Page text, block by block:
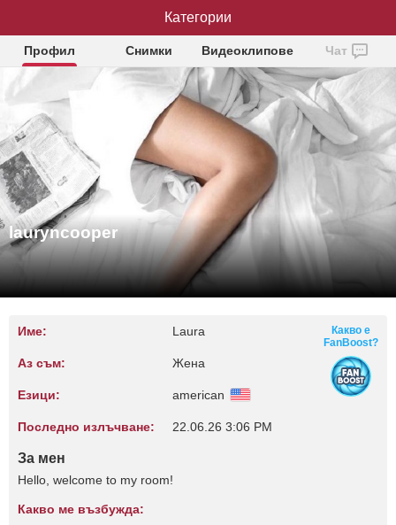
lauryncooper
Профил Снимки Видеоклипове Чат
lauryncooper
Име: Laura
Аз съм: Жена
Езици: american
Последно излъчване: 22.06.26 3:06 PM
Какво е
FanBoost?
За мен
Hello, welcome to my room!
Какво ме възбужда:
Категории